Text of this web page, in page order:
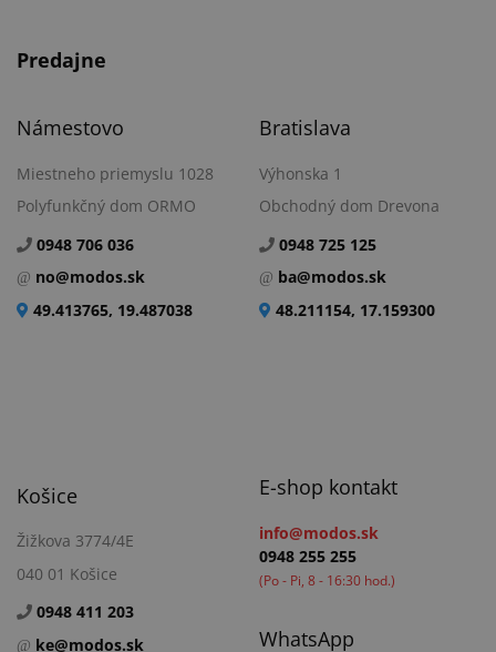
Predajne
Námestovo
Miestneho priemyslu 1028
Polyfunkčný dom ORMO
0948 706 036
no@modos.sk
49.413765, 19.487038
Bratislava
Výhonska 1
Obchodný dom Drevona
0948 725 125
ba@modos.sk
48.211154, 17.159300
Košice
Žižkova 3774/4E
040 01 Košice
0948 411 203
ke@modos.sk
E-shop kontakt
info@modos.sk
0948 255 255
(Po - Pi, 8 - 16:30 hod.)
WhatsApp